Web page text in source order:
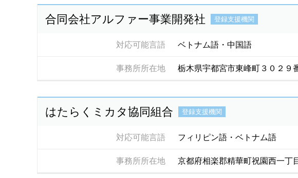
合同会社アルファー事業開発社 登録支援機関
対応可能言語 ベトナム語・中国語
事務所所在地 栃木県宇都宮市東峰町３０２９
はたらくミカタ協同組合 登録支援機関
対応可能言語 フィリピン語・ベトナム語
事務所所在地 京都府相楽郡精華町祝園西一丁